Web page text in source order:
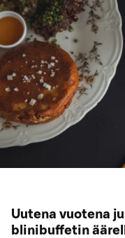
Uutena vuotena
blinibuffetin